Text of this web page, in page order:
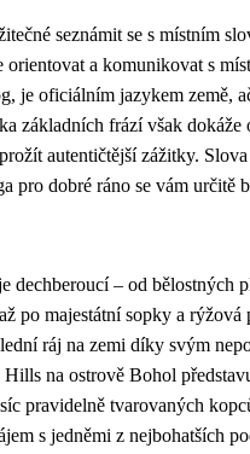
seznámit se s místním
orientovat a komunikovat s
je oficiálním jazykem země,
základních frází však dokáže
autentičtější zážitky.
pro dobré ráno se vám určitě
dechberoucí – od bělostných
po majestátní sopky a rýžová
ráj na zemi díky svým
na ostrově Bohol
pravidelně tvarovaných
s jedněmi z nejbohatších